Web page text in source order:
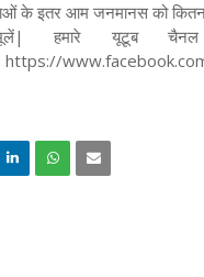
के इतर आम जनमानस को कितना
हमारे यूटूब